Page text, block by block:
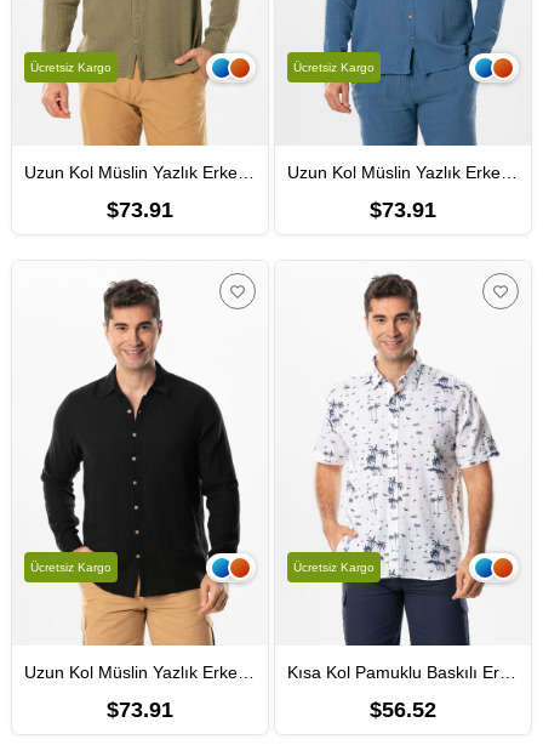
Uzun Kol Müslin Yazlık Erkek Gömlek Haki Hk
$73.91
Ücretsiz Kargo
Uzun Kol Müslin Yazlık Erkek Gömlek İndigo indg
$73.91
Ücretsiz Kargo
Uzun Kol Müslin Yazlık Erkek Gömlek Siyah Syh
$73.91
Ücretsiz Kargo
Kısa Kol Pamuklu Baskılı Erkek Yazlık Gömlek Beyaz Byz
$56.52
Ücretsiz Kargo